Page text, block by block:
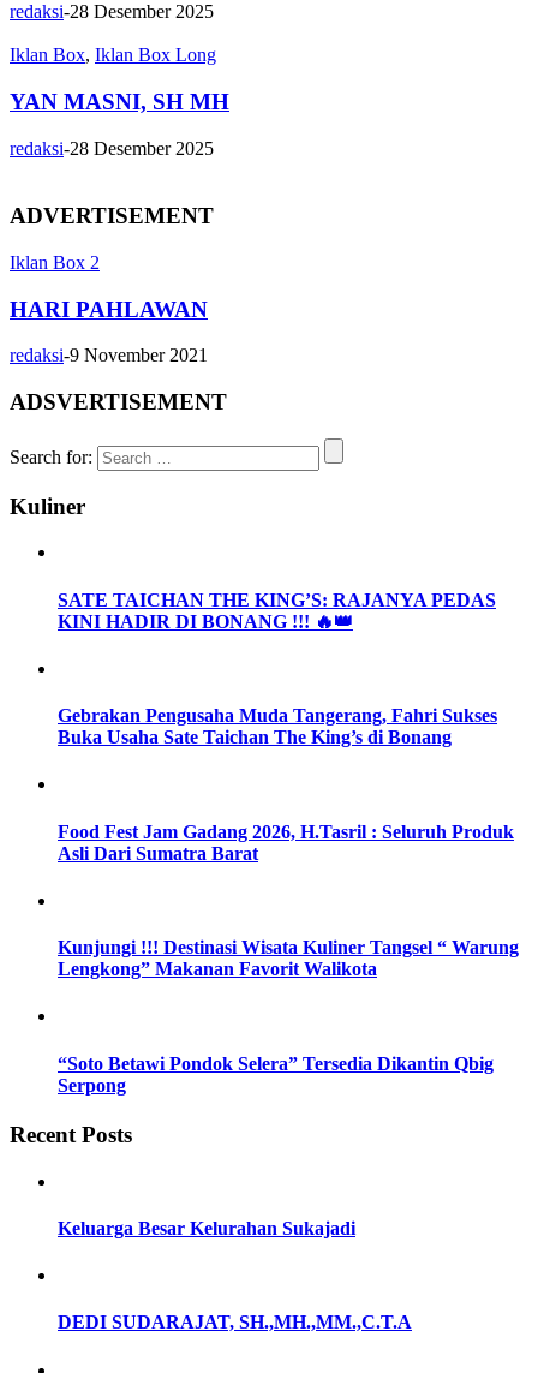
redaksi-28 Desember 2025
Iklan Box, Iklan Box Long
YAN MASNI, SH MH
redaksi-28 Desember 2025
ADVERTISEMENT
Iklan Box 2
HARI PAHLAWAN
redaksi-9 November 2021
ADSVERTISEMENT
Search for:
Kuliner
SATE TAICHAN THE KING’S: RAJANYA PEDAS
KINI HADIR DI BONANG !!! 🔥👑
Gebrakan Pengusaha Muda Tangerang, Fahri Sukses
Buka Usaha Sate Taichan The King’s di Bonang
Food Fest Jam Gadang 2026, H.Tasril : Seluruh Produk
Asli Dari Sumatra Barat
Kunjungi !!! Destinasi Wisata Kuliner Tangsel “ Warung
Lengkong” Makanan Favorit Walikota
“Soto Betawi Pondok Selera” Tersedia Dikantin Qbig
Serpong
Recent Posts
Keluarga Besar Kelurahan Sukajadi
DEDI SUDARAJAT, SH.,MH.,MM.,C.T.A